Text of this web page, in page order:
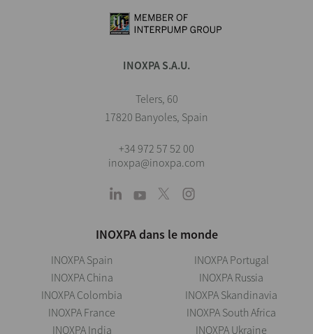
INOXPA S.A.U.
Telers, 60
17820 Banyoles, Spain
+34 972 57 52 00
inoxpa@inoxpa.com
INOXPA dans le monde
INOXPA Spain
INOXPA China
INOXPA Colombia
INOXPA France
INOXPA India
INOXPA Portugal
INOXPA Russia
INOXPA Skandinavia
INOXPA South Africa
INOXPA Ukraine